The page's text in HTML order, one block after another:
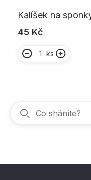
Kalíšek na
45 Kč
ks